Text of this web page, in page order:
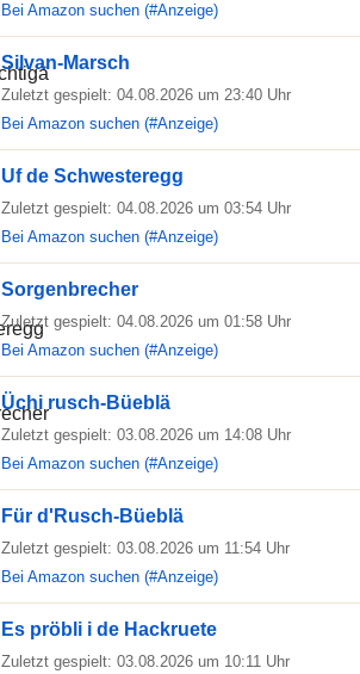
Bei Amazon suchen (#Anzeige)
Silvan-Marsch
Zuletzt gespielt: 04.08.2026 um 23:40 Uhr
Bei Amazon suchen (#Anzeige)
Uf de Schwesteregg
Zuletzt gespielt: 04.08.2026 um 03:54 Uhr
Bei Amazon suchen (#Anzeige)
Sorgenbrecher
Zuletzt gespielt: 04.08.2026 um 01:58 Uhr
Bei Amazon suchen (#Anzeige)
Üchi rusch-Büeblä
Zuletzt gespielt: 03.08.2026 um 14:08 Uhr
Bei Amazon suchen (#Anzeige)
Für d'Rusch-Büeblä
Zuletzt gespielt: 03.08.2026 um 11:54 Uhr
Bei Amazon suchen (#Anzeige)
Es pröbli i de Hackruete
Zuletzt gespielt: 03.08.2026 um 10:11 Uhr